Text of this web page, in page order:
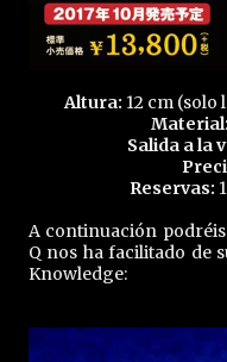
Altura: 12 cm (solo
Material:
Salida a la
Reservas:
A continuación
Q nos ha facilitado de
Knowledge: